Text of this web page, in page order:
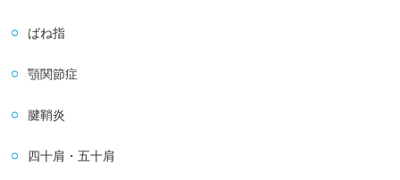
ばね指
顎関節症
腱鞘炎
四十肩・五十肩